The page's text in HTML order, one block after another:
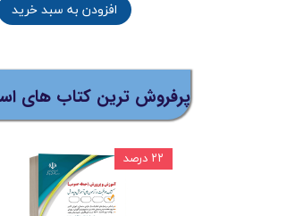
افزودن به سبد خرید
براساس منابع 1403
پرفروش ترین کتاب های